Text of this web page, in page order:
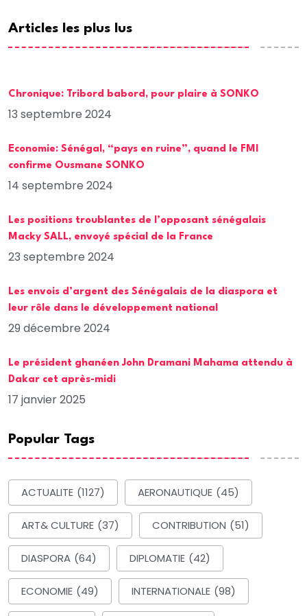
Articles les plus lus
Chronique: Tribord babord, pour plaire à SONKO
13 septembre 2024
Economie: Sénégal, “pays en ruine”, quand le FMI
confirme Ousmane SONKO
14 septembre 2024
Les positions troublantes de l’opposant sénégalais
Macky SALL, envoyé spécial de la France
23 septembre 2024
Les envois d’argent des Sénégalais de la diaspora et
leur rôle dans le développement national
29 décembre 2024
Le président ghanéen John Dramani Mahama attendu à
Dakar cet après-midi
17 janvier 2025
Popular Tags
ACTUALITE (1127) AERONAUTIQUE (45)
ART& CULTURE (37) CONTRIBUTION (51)
DIASPORA (64) DIPLOMATIE (42)
ECONOMIE (49) INTERNATIONALE (98)